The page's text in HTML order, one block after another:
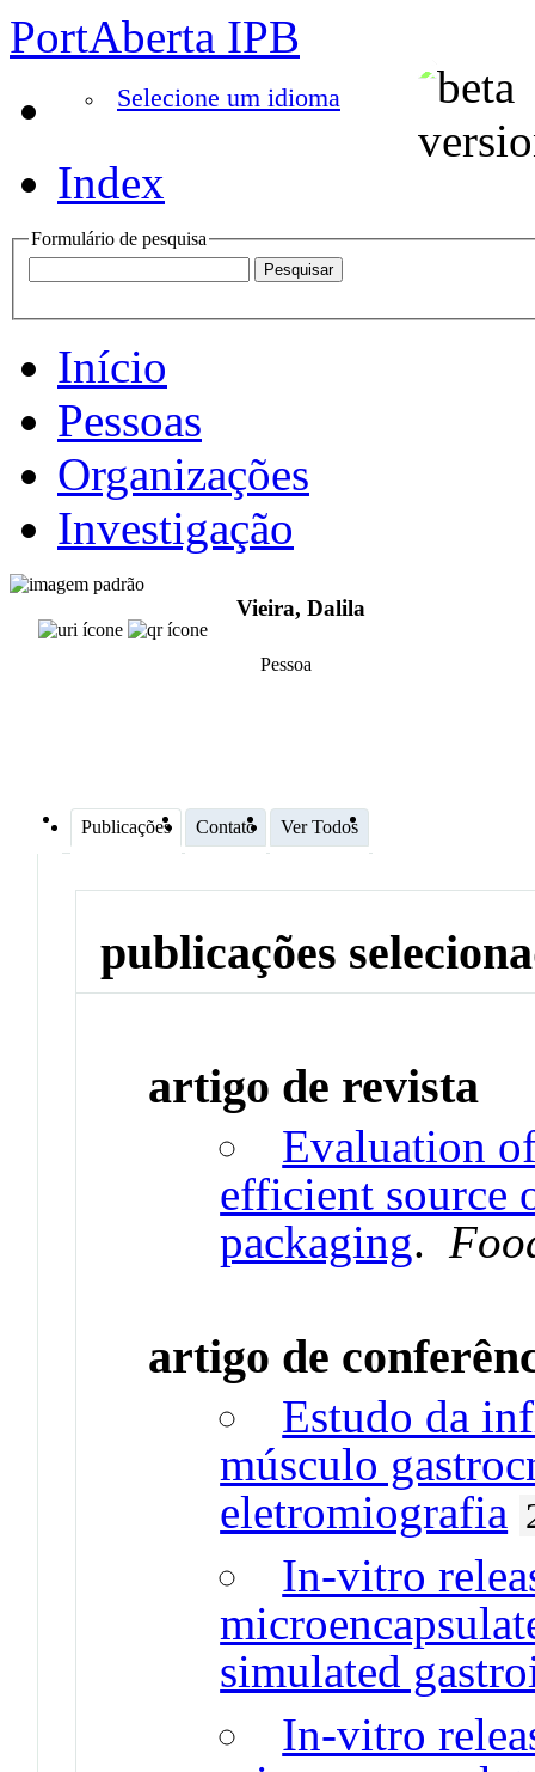
PortAberta IPB
Selecione um idioma
Index
Formulário de pesquisa
Início
Pessoas
Organizações
Investigação
Vieira, Dalila
Pessoa
Publicações Contato Ver Todos
publicações
artigo de revista
Evaluation
efficient source
packaging.
artigo de
Estudo da
músculo
eletromiografia
In-vitro
simulated
In-vitro